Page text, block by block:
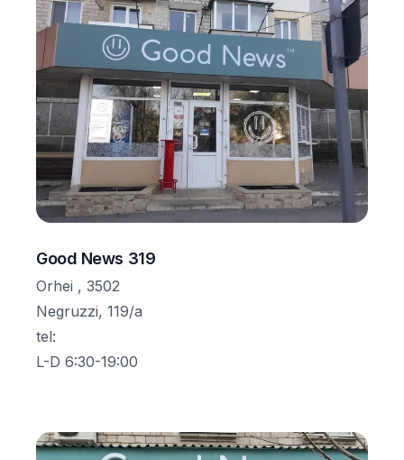
Good News 319
Orhei , 3502
Negruzzi, 119/a
tel:
L-D 6:30-19:00